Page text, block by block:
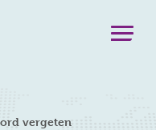
vergeten